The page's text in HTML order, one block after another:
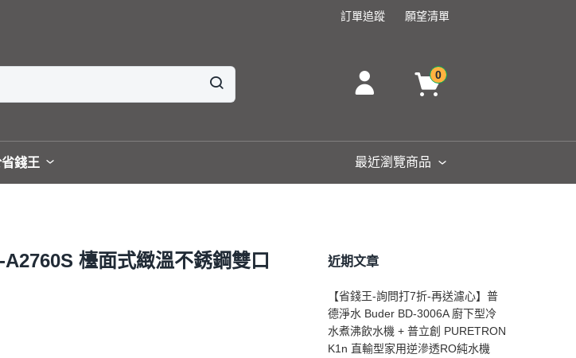
訂單追蹤 願望清單
0
省錢王 最近瀏覽商品
檯面式緻溫不銹鋼雙口
近期文章
【省錢王-詢問打7折-再送濾心】普
德淨水 Buder BD-3006A 廚下型冷
水煮沸飲水機 + 普立創 PURETRON
K1n 直輸型家用逆滲透RO純水機